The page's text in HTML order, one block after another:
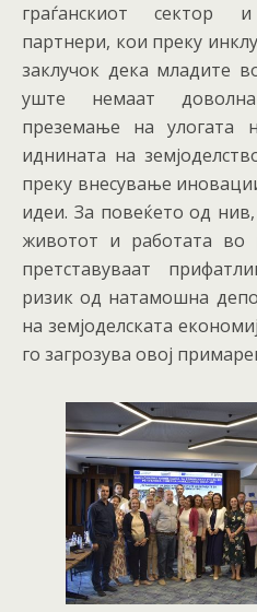
граѓанскиот сектор
партнери, кои преку
заклучок дека младите
уште немаат
преземање на улогата
иднината на
преку внесување
идеи. За повеќето од
животот и работата во
претставуваат
ризик од натамошна
на земјоделската
го загрозува овој